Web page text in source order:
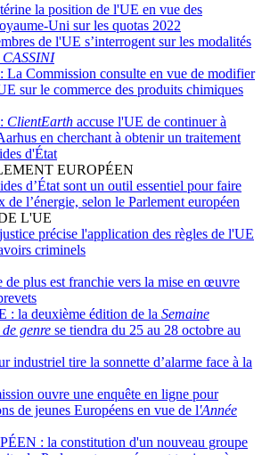
la position de l'UE en vue des
Uni sur les quotas 2022
de l'UE s’interrogent sur les modalités
CASSINI
La Commission consulte en vue de modifier
sur le commerce des produits chimiques
ClientEarth accuse l'UE de continuer à
en cherchant à obtenir un traitement
d'État
EUROPÉEN
d’État sont un outil essentiel pour faire
de l’énergie, selon le Parlement européen
L'UE
précise l'application des règles de l'UE
criminels
de plus est franchie vers la mise en œuvre
: la deuxième édition de la Semaine
genre se tiendra du 25 au 28 octobre au
industriel tire la sonnette d’alarme face à la
ouvre une enquête en ligne pour
de jeunes Européens en vue de l'Année
: la constitution d'un nouveau groupe